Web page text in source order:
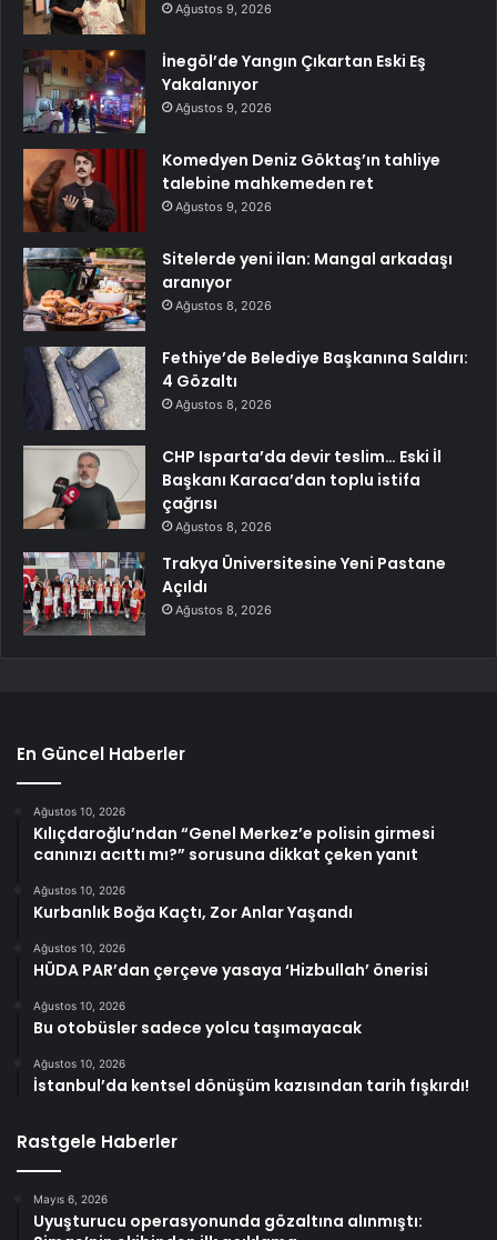
Ağustos 9, 2026
İnegöl’de Yangın Çıkartan Eski Eş
Yakalanıyor
Ağustos 9, 2026
Komedyen Deniz Göktaş’ın tahliye
talebine mahkemeden ret
Ağustos 9, 2026
Sitelerde yeni ilan: Mangal arkadaşı
aranıyor
Ağustos 8, 2026
Fethiye’de Belediye Başkanına Saldırı:
4 Gözaltı
Ağustos 8, 2026
CHP Isparta’da devir teslim… Eski İl
Başkanı Karaca’dan toplu istifa
çağrısı
Ağustos 8, 2026
Trakya Üniversitesine Yeni Pastane
Açıldı
Ağustos 8, 2026
En Güncel Haberler
Ağustos 10, 2026
Kılıçdaroğlu’ndan “Genel Merkez’e polisin girmesi
canınızı acıttı mı?” sorusuna dikkat çeken yanıt
Ağustos 10, 2026
Kurbanlık Boğa Kaçtı, Zor Anlar Yaşandı
Ağustos 10, 2026
HÜDA PAR’dan çerçeve yasaya ‘Hizbullah’ önerisi
Ağustos 10, 2026
Bu otobüsler sadece yolcu taşımayacak
Ağustos 10, 2026
İstanbul’da kentsel dönüşüm kazısından tarih fışkırdı!
Rastgele Haberler
Mayıs 6, 2026
Uyuşturucu operasyonunda gözaltına alınmıştı: